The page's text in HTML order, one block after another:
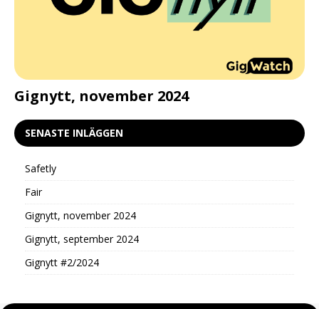
Gignytt, november 2024
SENASTE INLÄGGEN
Safetly
Fair
Gignytt, november 2024
Gignytt, september 2024
Gignytt #2/2024